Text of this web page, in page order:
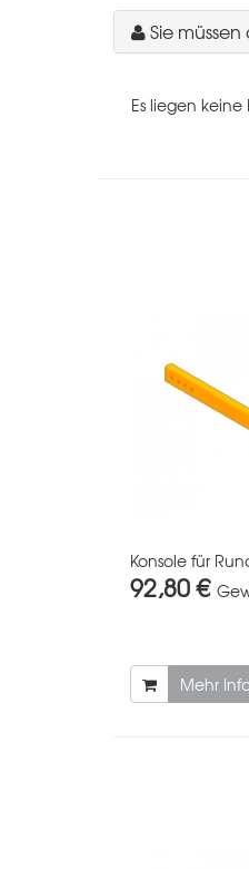
Sie
Es liegen
Konsole für
92,80 €
Mehr